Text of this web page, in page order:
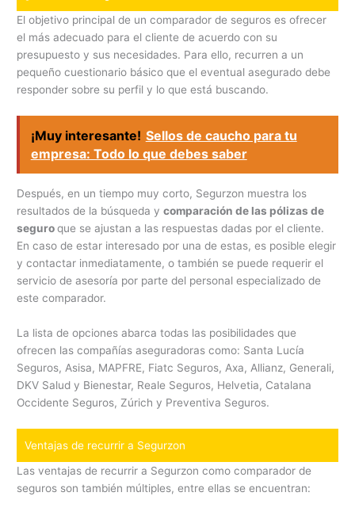
El objetivo principal de un comparador de seguros es ofrecer
el más adecuado para el cliente de acuerdo con su
presupuesto y sus necesidades. Para ello, recurren a un
pequeño cuestionario básico que el eventual asegurado debe
responder sobre su perfil y lo que está buscando.
¡Muy interesante! Sellos de caucho para tu
empresa: Todo lo que debes saber
Después, en un tiempo muy corto, Segurzon muestra los
resultados de la búsqueda ycomparación de las pólizas de
seguroque se ajustan a las respuestas dadas por el cliente.
En caso de estar interesado por una de estas, es posible elegir
y contactar inmediatamente, o también se puede requerir el
servicio de asesoría por parte del personal especializado de
este comparador.
La lista de opciones abarca todas las posibilidades que
ofrecen las compañías aseguradoras como: Santa Lucía
Seguros, Asisa, MAPFRE, Fiatc Seguros, Axa, Allianz, Generali,
DKV Salud y Bienestar, Reale Seguros, Helvetia, Catalana
Occidente Seguros, Zúrich y Preventiva Seguros.
Ventajas de recurrir a Segurzon
Las ventajas de recurrir a Segurzon como comparador de
seguros son también múltiples, entre ellas se encuentran: